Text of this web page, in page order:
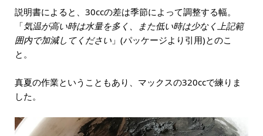
説明書によると、30ccの差は季節によって調整する幅。
「気温が高い時は水量を多く、また低い時は少なく上記範
囲内で加減してください」(パッケージより引用)とのこ
と。
真夏の作業ということもあり、マックスの320ccで練りま
した。